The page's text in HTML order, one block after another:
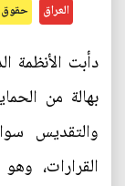
العراق حقوق
دأبت الأنظمة
بهالة من
والتقديس
القرارات،